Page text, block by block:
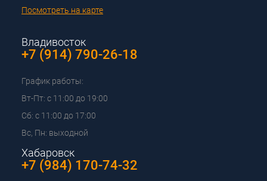
Посмотреть на карте
Владивосток
+7 (914) 790-26-18
График работы:
Вт-Пт: с 11:00 до 19:00
Сб: с 11:00 до 17:00
Вс, Пн: выходной
Хабаровск
+7 (984) 170-74-32